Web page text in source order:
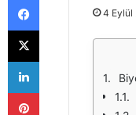
4 Eylül
X
LinkedIn
Pinterest